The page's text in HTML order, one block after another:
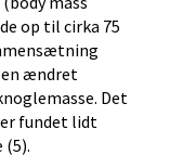
op til cirka 75
ændret
Det
fundet lidt
(5).